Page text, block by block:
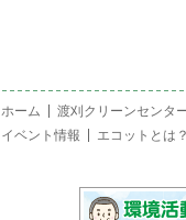
ホーム 渡刈クリーンセンタ
イベント情報
エコットとは？